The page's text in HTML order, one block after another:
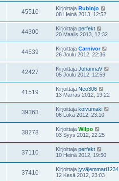
45510 Kirjoittaja Rubinjo
08 Heinä 2013, 12:52
44300 Kirjoittaja perfekt
20 Maalis 2013, 12:32
44539 Kirjoittaja Carnivor
26 Joulu 2012, 22:36
42427 Kirjoittaja JohannaV
05 Joulu 2012, 12:59
41519 Kirjoittaja Neo306
13 Marras 2012, 19:22
39363 Kirjoittaja koivumaki
06 Loka 2012, 23:10
38278 Kirjoittaja Wilpo
03 Syys 2012, 22:25
37110 Kirjoittaja perfekt
10 Heinä 2012, 19:50
37410 Kirjoittaja jyväjemmari1234
12 Kesä 2012, 23:03